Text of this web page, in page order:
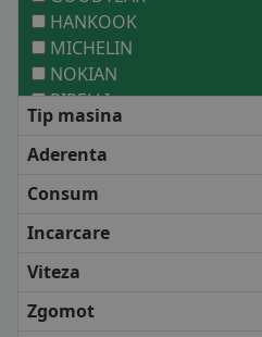
HANKOOK
MICHELIN
NOKIAN
PIRELLI
ANVELOPE MEDII
BARUM
DEBICA
FALKEN
FULDA
KUMHO
Tip masina
Aderenta
Consum
Incarcare
Viteza
Zgomot